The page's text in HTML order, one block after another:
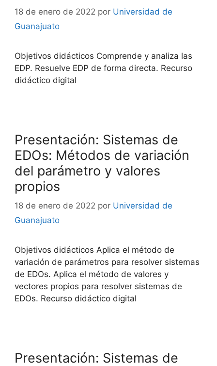
18 de enero de 2022 por Universidad de
Guanajuato
Objetivos didácticos Comprende y analiza las
EDP. Resuelve EDP de forma directa. Recurso
didáctico digital
Presentación: Sistemas de
EDOs: Métodos de variación
del parámetro y valores
propios
18 de enero de 2022 por Universidad de
Guanajuato
Objetivos didácticos Aplica el método de
variación de parámetros para resolver sistemas
de EDOs. Aplica el método de valores y
vectores propios para resolver sistemas de
EDOs. Recurso didáctico digital
Presentación: Sistemas de